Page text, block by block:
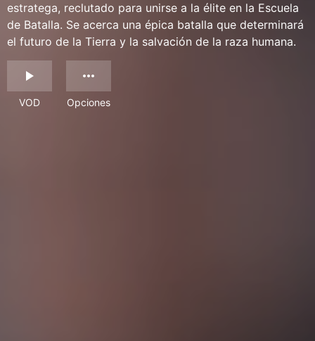
estratega, reclutado para unirse a la élite en la Escuela
de Batalla. Se acerca una épica batalla que determinará
el futuro de la Tierra y la salvación de la raza humana.
VOD Opciones